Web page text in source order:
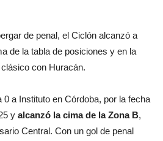
de penal, el Ciclón alcanzó a
de la tabla de posiciones y en la
con Huracán.
0 a Instituto en Córdoba, por la fecha
y alcanzó la cima de la Zona B,
Central. Con un gol de penal